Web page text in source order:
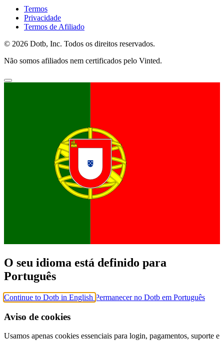
Termos
Privacidade
Termos de Afiliado
© 2026 Dotb, Inc. Todos os direitos reservados.
Não somos afiliados nem certificados pelo Vinted.
O seu idioma está definido para
Português
Continue to Dotb in English Permanecer no Dotb em Português
Aviso de cookies
Usamos apenas cookies essenciais para login, pagamentos, suporte e